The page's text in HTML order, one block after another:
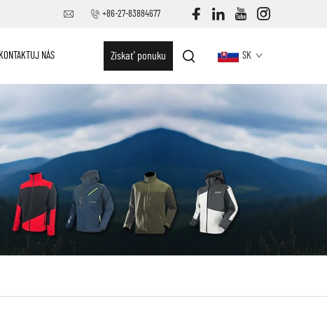
+86-27-83884677
KONTAKTUJ NÁS Získať ponuku SK